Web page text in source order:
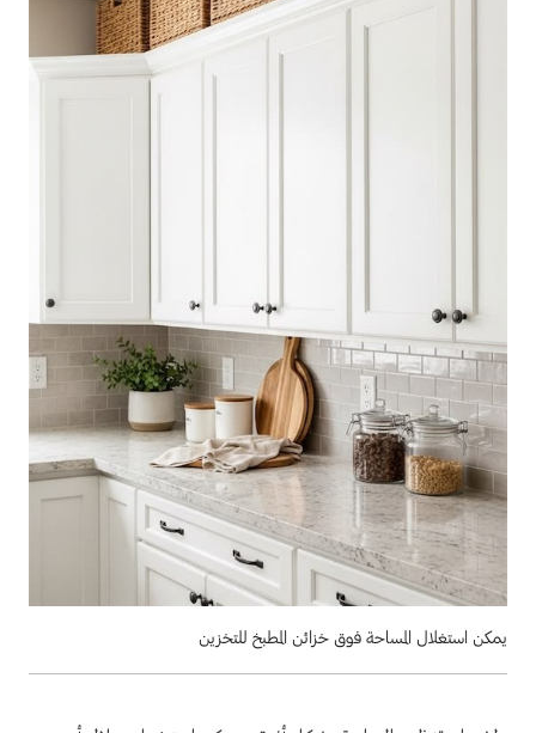
يمكن استغلال المساحة فوق خزائن المطبخ للتخزين